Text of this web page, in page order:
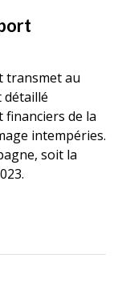
transmet au
de la
intempéries.
soit la